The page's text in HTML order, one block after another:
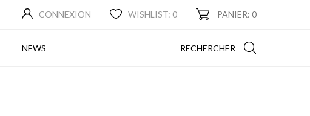
CONNEXION WISHLIST: 0 PANIER: 0
NEWS RECHERCHER